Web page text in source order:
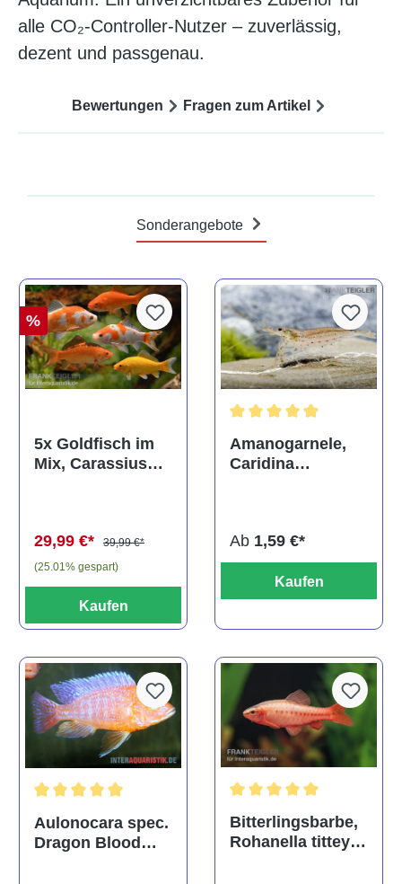
alle CO₂-Controller-Nutzer – zuverlässig,
dezent und passgenau.
Bewertungen Fragen zum Artikel
Sonderangebote
%
5x Goldfisch im
Mix, Carassius
29,99 €*
39,99 €*
(25.01% gespart)
Kaufen
Amanogarnele,
Caridina
Ab 1,59 €*
Kaufen
Durchschnittliche Bewertung von 5 von 5 Sternen
Aulonocara spec.
Dragon Blood
Bitterlingsbarbe,
Rohanella titteya,